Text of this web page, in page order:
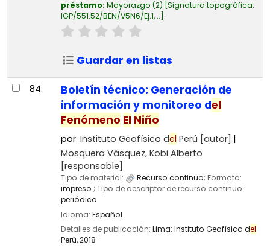
préstamo: Mayorazgo (2) Signatura topográfica:
IGP/551.52/BEN/V5N6/Ej.1, .. .
Guardar en listas
84.
Boletín técnico: Generación de
información y monitoreo del
Fenómeno El Niño
por Instituto Geofísico del Perú [autor]
Mosquera Vásquez, Kobi Alberto
[responsable]
Tipo de material: Recurso continuo; Formato:
impreso ; Tipo de descriptor de recurso continuo:
periódico
Idioma: Español
Detalles de publicación: Lima: Instituto Geofísico del
Perú,2018-